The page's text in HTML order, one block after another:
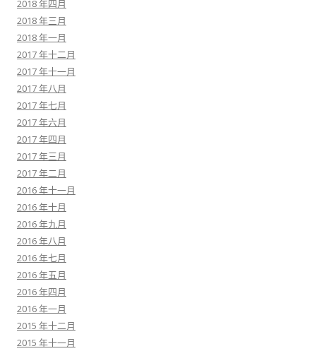
2018 年四月
2018 年三月
2018 年一月
2017 年十二月
2017 年十一月
2017 年八月
2017 年七月
2017 年六月
2017 年四月
2017 年三月
2017 年二月
2016 年十一月
2016 年十月
2016 年九月
2016 年八月
2016 年七月
2016 年五月
2016 年四月
2016 年一月
2015 年十二月
2015 年十一月